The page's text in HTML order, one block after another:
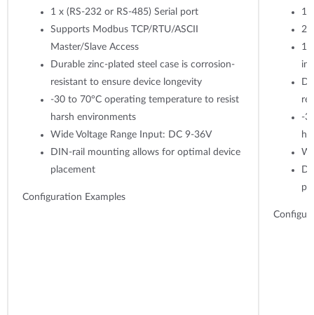
1 x (RS-232 or RS-485) Serial port
Supports Modbus TCP/RTU/ASCII
Master/Slave Access
Durable zinc-plated steel case is corrosion-
resistant to ensure device longevity
-30 to 70°C operating temperature to resist
harsh environments
Wide Voltage Range Input: DC 9-36V
DIN-rail mounting allows for optimal device
placement
Configuration Examples
1
2
1
-